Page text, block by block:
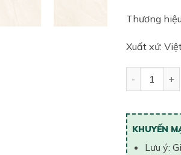
Thương
Xuất xứ:
KHUYẾN
Lưu ý: